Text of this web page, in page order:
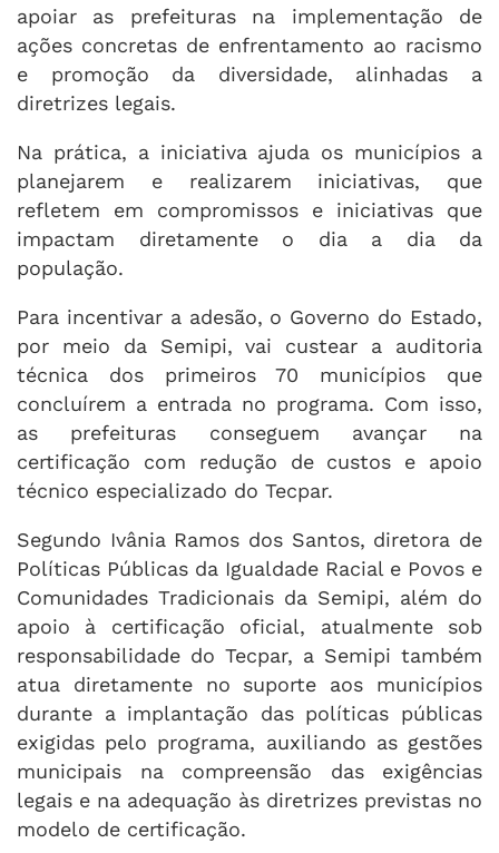
apoiar as prefeituras na implementação de
ações concretas de enfrentamento ao racismo
e promoção da diversidade, alinhadas a
diretrizes legais.
Na prática, a iniciativa ajuda os municípios a
planejarem e realizarem iniciativas, que
refletem em compromissos e iniciativas que
impactam diretamente o dia a dia da
população.
Para incentivar a adesão, o Governo do Estado,
por meio da Semipi, vai custear a auditoria
técnica dos primeiros 70 municípios que
concluírem a entrada no programa. Com isso,
as prefeituras conseguem avançar na
certificação com redução de custos e apoio
técnico especializado do Tecpar.
Segundo Ivânia Ramos dos Santos, diretora de
Políticas Públicas da Igualdade Racial e Povos e
Comunidades Tradicionais da Semipi, além do
apoio à certificação oficial, atualmente sob
responsabilidade do Tecpar, a Semipi também
atua diretamente no suporte aos municípios
durante a implantação das políticas públicas
exigidas pelo programa, auxiliando as gestões
municipais na compreensão das exigências
legais e na adequação às diretrizes previstas no
modelo de certificação.